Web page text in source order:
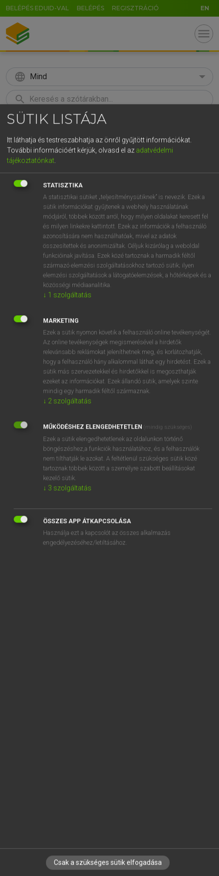
BELÉPÉS EDUID-VAL BELÉPÉS REGISZTRÁCIÓ EN
menu
language Mind
search
KERESÉS
Európai uniós terminológiai szótár
VAN ELŐFIZETÉSED?
Van előfizetésem a teljes szócikk megtekintéséhez.
BELÉPÉS
NINCS ELŐFIZETÉSED?
Nincs regisztrációm és előfizetésem. A szótár 2 órás,
díjmentes próbaverziójának elindításához regisztrálok és
belépek.
REGISZTRÁCIÓ
EURÓPAI UNIÓS TERMINOLÓGIAI SZÓTÁR
Kapcsolódó anyagok
régime phytosanitaire
régime préférentiel
régime public d’assurance-maladie
IRATKOZZ FEL HÍRLEVELÜNKRE!
SÜTIK LISTÁJA
Itt láthatja és testreszabhatja az önről gyűjtött információkat.
További információért kérjük, olvasd el az adatvédelmi
tájékoztatónkat.
STATISZTIKA
A statisztikai sütiket „teljesítménysütiknek” is nevezik. Ezek a
sütik információkat gyűjtenek a webhely használatának
módjáról, többek között arról, hogy milyen oldalakat keresett fel
és milyen linkekre kattintott. Ezek az információk a felhasználó
azonosítására nem használhatóak, mivel az adatok
összesítettek és anonimizáltak. Céljuk kizárólag a weboldal
funkcióinak javítása. Ezek közé tartoznak a harmadik féltől
származó elemzési szolgáltatásokhoz tartozó sütik; ilyen
elemzési szolgáltatások a látogatóelemzések, a hőtérképek és a
közösségi médiaanalitika.
↓ 1 szolgáltatás
MARKETING
Ezek a sütik nyomon követik a felhasználó online tevékenységét.
Az online tevékenységek megismerésével a hirdetők
relevánsabb reklámokat jeleníthetnek meg, és korlátozhatják,
hogy a felhasználó hány alkalommal láthat egy hirdetést. Ezek a
sütik más szervezetekkel és hirdetőkkel is megoszthatják
ezeket az információkat. Ezek állandó sütik, amelyek szinte
mindig egy harmadik féltől származnak.
↓ 2 szolgáltatás
MŰKÖDÉSHEZ ELENGEDHETETLEN (mindig szükséges)
Ezek a sütik elengedhetetlenek az oldalunkon történő
böngészéshez,a funkciók használatához, és a felhasználók
nem tilthatják le azokat. A feltétlenül szükséges sütik közé
tartoznak többek között a személyre szabott beállításokat
kezelő sütik.
↓ 3 szolgáltatás
ÖSSZES APP ÁTKAPCSOLÁSA
Használja ezt a kapcsolót az összes alkalmazás
engedélyezéséhez/letiltásához.
Csak a szükséges sütik elfogadása
GR
t z u i o p
g h j k l é á ű Ω
n m , . AltGr